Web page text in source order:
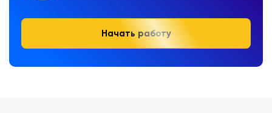
Начать работу